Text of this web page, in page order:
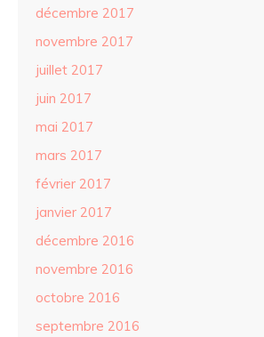
décembre 2017
novembre 2017
juillet 2017
juin 2017
mai 2017
mars 2017
février 2017
janvier 2017
décembre 2016
novembre 2016
octobre 2016
septembre 2016